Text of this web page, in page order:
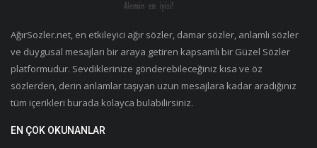
AğırSozler.net, en etkileyici ağır sözler, damar sözler, anlamlı sözler
ve duygusal mesajları bir araya getiren kapsamlı bir Güzel Sözler
platformudur. Sevdiklerinize gönderebileceğiniz kısa ve öz
sözlerden, derin anlamlar taşıyan uzun mesajlara kadar aradığınız
tüm içerikleri burada kolayca bulabilirsiniz.
EN ÇOK OKUNANLAR